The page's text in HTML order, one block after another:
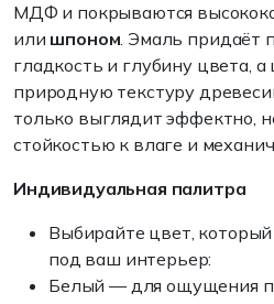
МДФ и покрываются
или шпоном. Эмаль придаёт
гладкость и глубину цвета,
природную текстуру
только выглядит эффектно,
стойкостью к влаге и
Индивидуальная палитра
Выбирайте цвет,
под ваш интерьер:
Белый — для ощущения